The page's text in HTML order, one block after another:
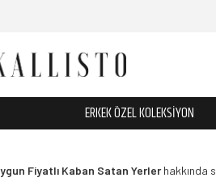
ERKEK ÖZEL KOLEKSİYON
Fiyatlı Kaban Satan Yerlerhakkında